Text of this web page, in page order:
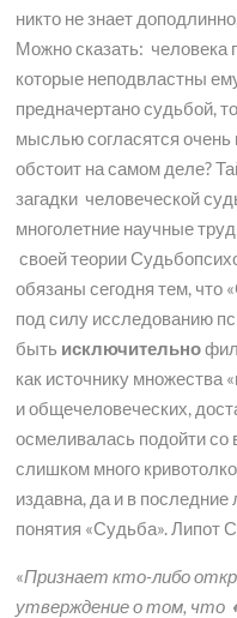
никто не знает
Можно сказать: человека
которые неподвластны
предначертано судьбой,
мыслью согласятся очень
обстоит на самом деле?
загадки человеческой
многолетние научные
своей теории
обязаны сегодня тем, что
под силу исследованию
быть исключительно
как источнику множества
и общечеловеческих,
осмеливалась подойти
слишком много
издавна, да и в последние
понятия «Судьба». Липот
«Признает кто-либо
утверждение о том, что